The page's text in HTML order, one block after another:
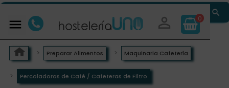
  0

Preparar Alimentos Maquinaria Cafetería
Percoladoras de Café / Cafeteras de Filtro